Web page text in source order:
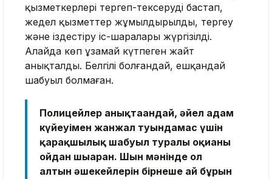
қызметкерлері тергеп-тексеруді бастап,
жедел қызметтер жұмылдырылды, тергеу
және іздестіру іс-шаралары жүргізілді.
Алайда көп ұзамай күтпеген жайт
анықталды. Белгілі болғандай, ешқандай
шабуыл болмаған.
Полицейлер анықтағандай, әйел адам
күйеуімен жанжал туындамас үшін
қарақшылық шабуыл туралы оқиғаны
ойдан шығарған. Шын мәнінде ол
алтын әшекейлерін бірнеше ай бұрын